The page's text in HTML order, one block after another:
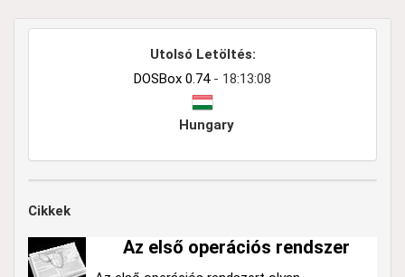
Utolsó Letöltés:
DOSBox 0.74- 18:13:08
Hungary
Cikkek
Az első operációs rendszer